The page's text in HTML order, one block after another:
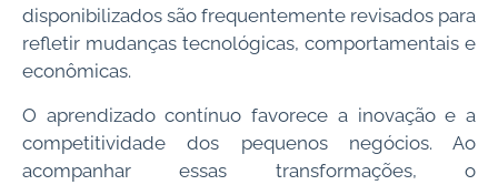
disponibilizados são frequentemente revisados para
refletir mudanças tecnológicas, comportamentais e
econômicas.
O aprendizado contínuo favorece a inovação e a
competitividade dos pequenos negócios. Ao
acompanhar essas transformações, o